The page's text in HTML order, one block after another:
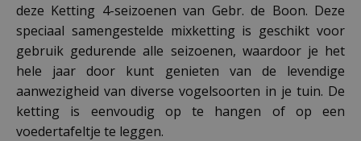
deze Ketting 4-seizoenen van Gebr. de Boon. Deze
speciaal samengestelde mixketting is geschikt voor
gebruik gedurende alle seizoenen, waardoor je het
hele jaar door kunt genieten van de levendige
aanwezigheid van diverse vogelsoorten in je tuin. De
ketting is eenvoudig op te hangen of op een
voedertafeltje te leggen.